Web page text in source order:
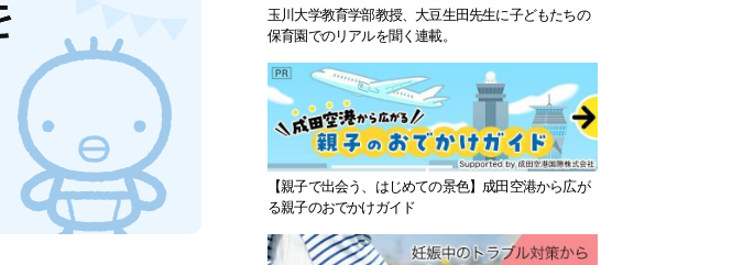
玉川大学教育学部教授、大豆生田先生に子どもたちの
保育園でのリアルを聞く連載。
【親子で出会う、はじめての景色】成田空港から広が
る親子のおでかけガイド